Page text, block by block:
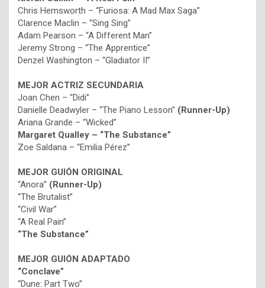
Chris Hemsworth – “Furiosa: A Mad Max Saga”
Clarence Maclin – “Sing Sing”
Adam Pearson – “A Different Man”
Jeremy Strong – “The Apprentice”
Denzel Washington – “Gladiator II”
MEJOR ACTRIZ SECUNDARIA
Joan Chen – “Didi”
Danielle Deadwyler – “The Piano Lesson” (Runner-Up)
Ariana Grande – “Wicked”
Margaret Qualley – “The Substance”
Zoe Saldana – “Emilia Pérez”
MEJOR GUIÓN ORIGINAL
“Anora” (Runner-Up)
“The Brutalist”
“Civil War”
“A Real Pain”
“The Substance”
MEJOR GUIÓN ADAPTADO
“Conclave”
“Dune: Part Two”